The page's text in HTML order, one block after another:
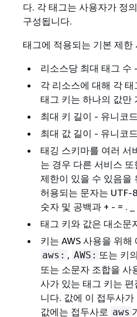
다. 각 태그는 사용자가 정
구성됩니다.
태그에 적용되는 기본 제한
리소스당 최대 태그 수
각 리소스에 대해 각
태그 키는 하나의 값만
최대 키 길이 - 유니코
최대 값 길이 - 유니코
태깅 스키마를 여러 서
는 경우 다른 서비스
제한이 있을 수 있음을
허용되는 문자는 UTF-
숫자 및 공백과 + - = .
태그 키와 값은 대소문
키는 AWS 사용을 위해
aws: , AWS: 또는 키
또는 소문자 조합을 사
사가 있는 태그 키는
니다. 값에 이 접두사
값에는 접두사로 aws